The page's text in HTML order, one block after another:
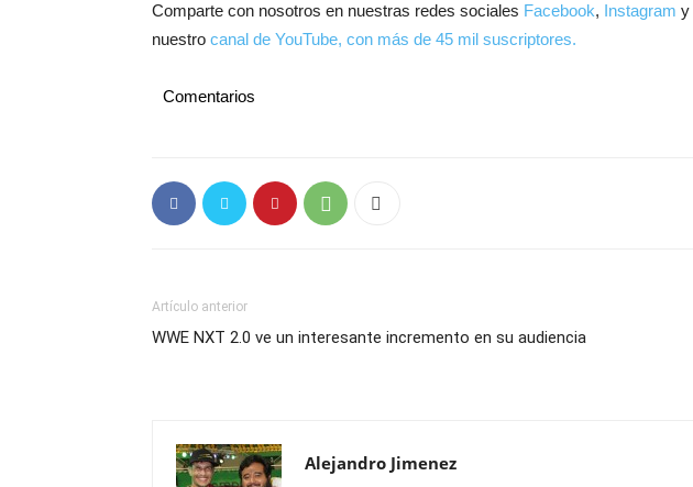
Comparte con nosotros en nuestras redes sociales Facebook, Instagram y
nuestro canal de YouTube, con más de 45 mil suscriptores.
Comentarios
Artículo anterior
WWE NXT 2.0 ve un interesante incremento en su audiencia
Alejandro Jimenez